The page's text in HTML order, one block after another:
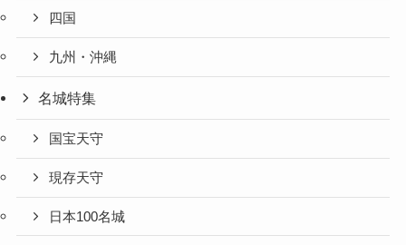
四国
九州・沖縄
名城特集
国宝天守
現存天守
日本100名城